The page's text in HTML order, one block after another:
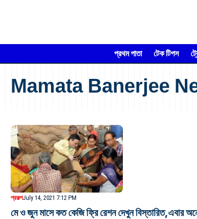
প্রথম পাতা টেক টিপস
Mamata Banerjee
প্রকল্পJuly 14, 2021 7:12 PM
মে ও জুন মাসে কত কেজি ফ্রি রেশন দেখুন